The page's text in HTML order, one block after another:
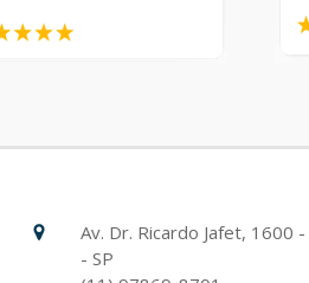
Av. Dr. Ricardo Jafet, 1600 -
- SP